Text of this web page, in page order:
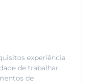
experiência
de trabalhar
de